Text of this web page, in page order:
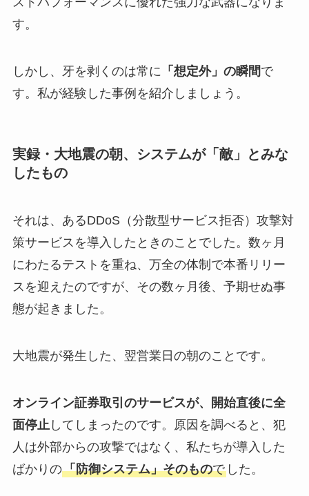
す。
しかし、牙を剥くのは常に 「想定外」の瞬間で
す。私が経験した事例を紹介しましょう。
実録・大地震の朝、システムが「敵」とみな
したもの
それは、あるDDoS（分散型サービス拒否）攻撃対
策サービスを導入したときのことでした。数ヶ月
にわたるテストを重ね、万全の体制で本番リリー
スを迎えたのですが、その数ヶ月後、予期せぬ事
態が起きました。
大地震が発生した、翌営業日の朝のことです。
オンライン証券取引のサービスが、開始直後に全
面停止 してしまったのです。原因を調べると、犯
人は外部からの攻撃ではなく、私たちが導入した
ばかりの「防御システム」そのものでした。